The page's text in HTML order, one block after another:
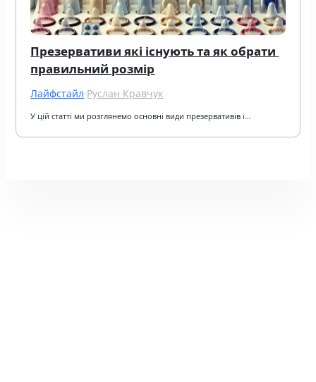
Презервативи які існують та як обрати
правильний розмір
Лайфстайл·Руслан Кравчук
У цій статті ми розглянемо основні види презервативів і…